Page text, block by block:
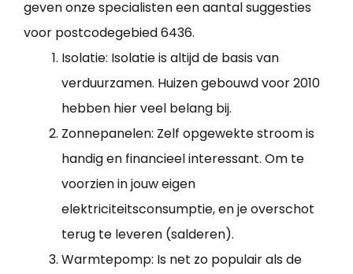
geven onze specialisten een aantal suggesties
voor postcodegebied 6436.
Isolatie: Isolatie is altijd de basis van
verduurzamen. Huizen gebouwd voor 2010
hebben hier veel belang bij.
Zonnepanelen: Zelf opgewekte stroom is
handig en financieel interessant. Om te
voorzien in jouw eigen
elektriciteitsconsumptie, en je overschot
terug te leveren (salderen).
Warmtepomp: Is net zo populair als de